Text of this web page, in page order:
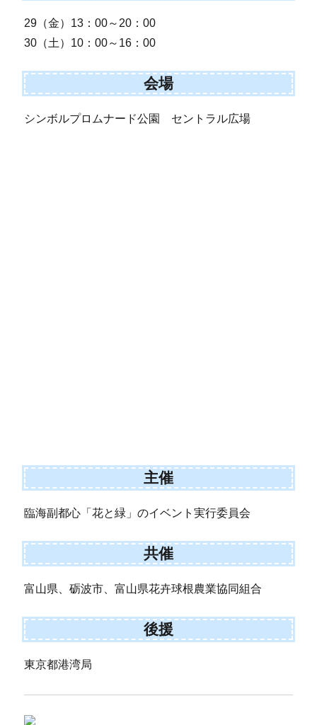
29（金）13：00～20：00
30（土）10：00～16：00
会場
シンボルプロムナード公園 セントラル広場
主催
臨海副都心「花と緑」のイベント実行委員会
共催
富山県、砺波市、富山県花卉球根農業協同組合
後援
東京都港湾局